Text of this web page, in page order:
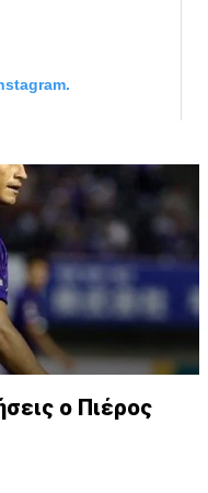
χρήστη David Beckham
ο Πιέρος